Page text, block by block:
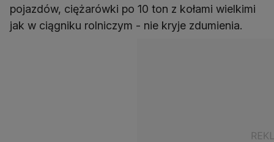
pojazdów, ciężarówki po 10 ton z kołami wielkimi
jak w ciągniku rolniczym - nie kryje zdumienia.